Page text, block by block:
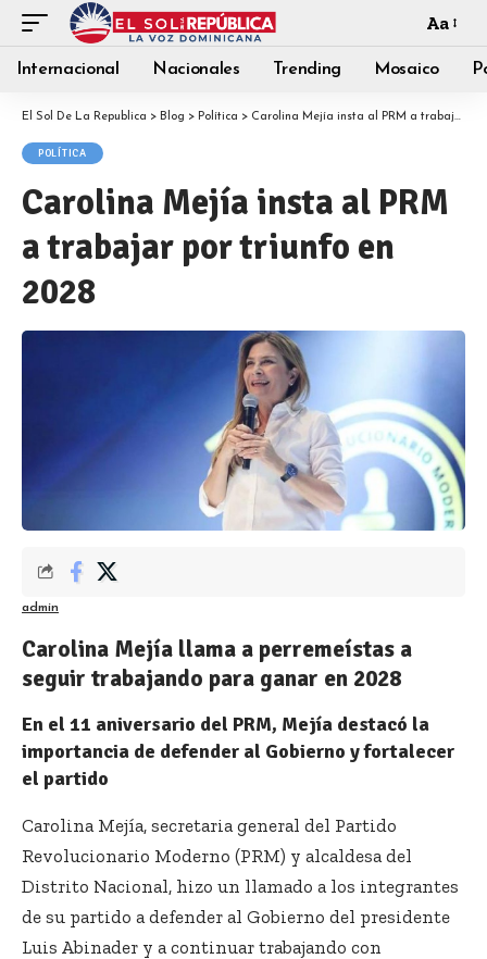
Aa
Internacional Nacionales Trending Mosaico
El Sol De La Republica > Blog > Política > Carolina Mejía insta al PRM a trabajar por triunfo en 2028
POLÍTICA
Carolina Mejía insta al PRM
a trabajar por triunfo en
2028
admin
Carolina Mejía llama a perremeístas a
seguir trabajando para ganar en 2028
En el 11 aniversario del PRM, Mejía destacó la
importancia de defender al Gobierno y fortalecer
el partido
Carolina Mejía, secretaria general del Partido
Revolucionario Moderno (PRM) y alcaldesa del
Distrito Nacional, hizo un llamado a los integrantes
de su partido a defender al Gobierno del presidente
Luis Abinader y a continuar trabajando con